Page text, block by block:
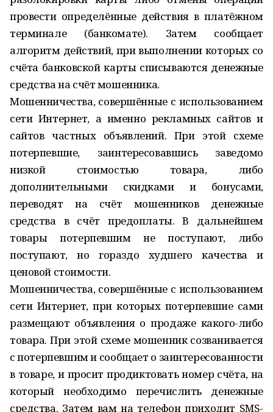
провести определённые действия в платёжном
терминале (банкомате). Затем сообщает
алгоритм действий, при выполнении которых со
счёта банковской карты списываются денежные
средства на счёт мошенника.
Мошенничества, совершённые с использованием
сети Интернет, а именно рекламных сайтов и
сайтов частных объявлений. При этой схеме
потерпевшие, заинтересовавшись заведомо
низкой стоимостью товара, либо
дополнительными скидками и бонусами,
переводят на счёт мошенников денежные
средства в счёт предоплаты. В дальнейшем
товары потерпевшим не поступают, либо
поступают, но гораздо худшего качества и
ценовой стоимости.
Мошенничества, совершённые с использованием
сети Интернет, при которых потерпевшие сами
размещают объявления о продаже какого-либо
товара. При этой схеме мошенник созванивается
с потерпевшим и сообщает о заинтересованности
в товаре, и просит продиктовать номер счёта, на
который необходимо перечислить денежные
средства. Затем вам на телефон приходит SMS-